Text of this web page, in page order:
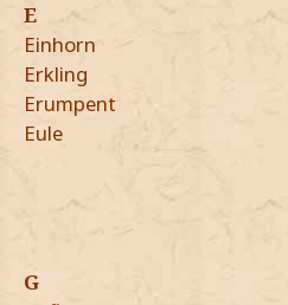
E
Einhorn
Erkling
Erumpent
Eule
G